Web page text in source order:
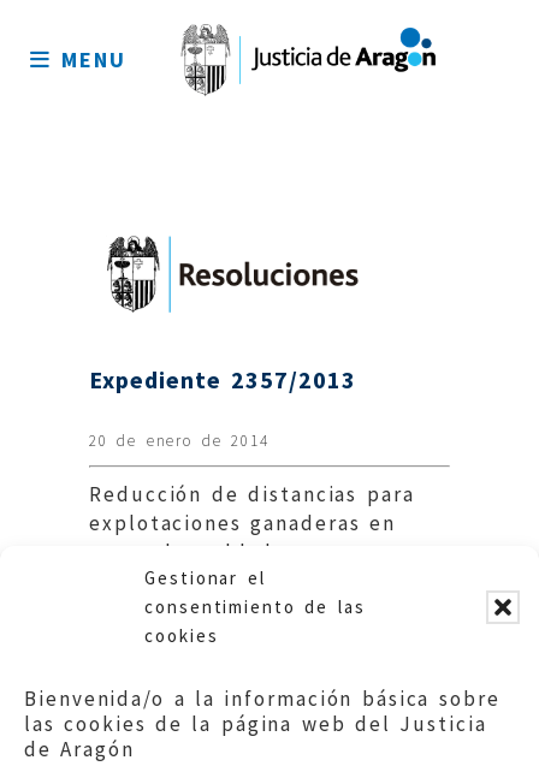
Gestionar el
consentimiento de las
cookies
Bienvenida/o a la información básica sobre
las cookies de la página web del Justicia
de Aragón
sitio
MENU
Expediente 2357/2013
20 de enero de 2014
Reducción de distancias para
explotaciones ganaderas en
zonas despobladas.
Ayuntamiento de Fanlo.